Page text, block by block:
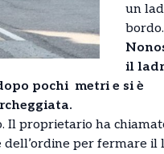
un
bordo.
il
pochi metri e si è
Il proprietario ha
per fermare il